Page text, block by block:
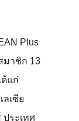
Plus
มาชิก 13
แก่
ลเซีย
ประเทศ